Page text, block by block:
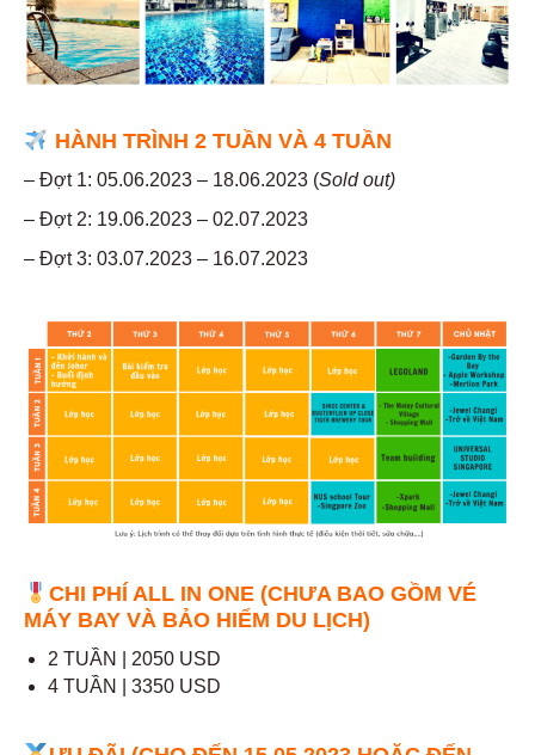
HÀNH TRÌNH 2 TUẦN VÀ 4 TUẦN
– Đợt 1: 05.06.2023 – 18.06.2023 (Sold out)
– Đợt 2: 19.06.2023 – 02.07.2023
– Đợt 3: 03.07.2023 – 16.07.2023
CHI PHÍ ALL IN ONE (CHƯA BAO GỒM VÉ
MÁY BAY VÀ BẢO HIỂM DU LỊCH)
2 TUẦN | 2050 USD
4 TUẦN | 3350 USD